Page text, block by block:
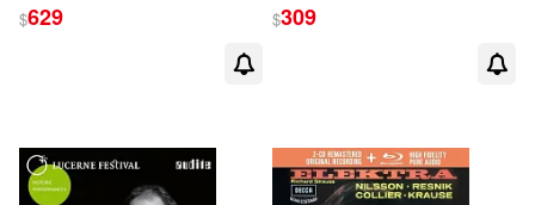
Downland, Huwet)
$629
Land Suite, Piano Concerto,
Old American Songs (arr. for
chorus) / Pasternack(Piano),
$309